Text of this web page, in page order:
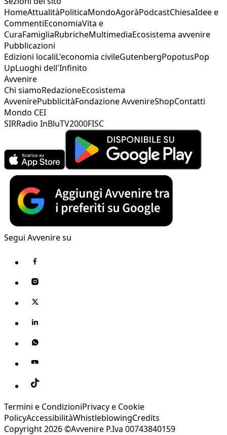
HomeAttualitàPoliticaMondoAgoràPodcastChiesaIdee e
CommentiEconomiaVita e
CuraFamigliaRubricheMultimediaEcosistema avvenire
Pubblicazioni
Edizioni localiL'economia civileGutenbergPopotusPop
UpLuoghi dell'Infinito
Avvenire
Chi siamoRedazioneEcosistema
AvvenirePubblicitàFondazione AvvenireShopContatti
Mondo CEI
SIRRadio InBluTV2000FISC
Segui Avvenire su
Termini e CondizioniPrivacy e Cookie
PolicyAccessibilitàWhistleblowingCredits
Copyright 2026 ©Avvenire P.Iva 00743840159